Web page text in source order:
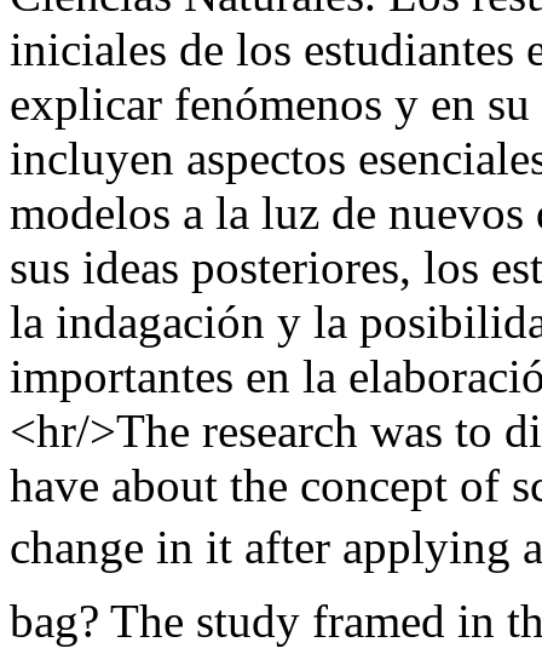
iniciales de los estudiantes
explicar fenómenos y en
incluyen aspectos
modelos a la luz de
sus ideas posteriores, los
la indagación y la
importantes en la
<hr/>The research was to
have about the concept of
change in it after applying
bag? The study framed in